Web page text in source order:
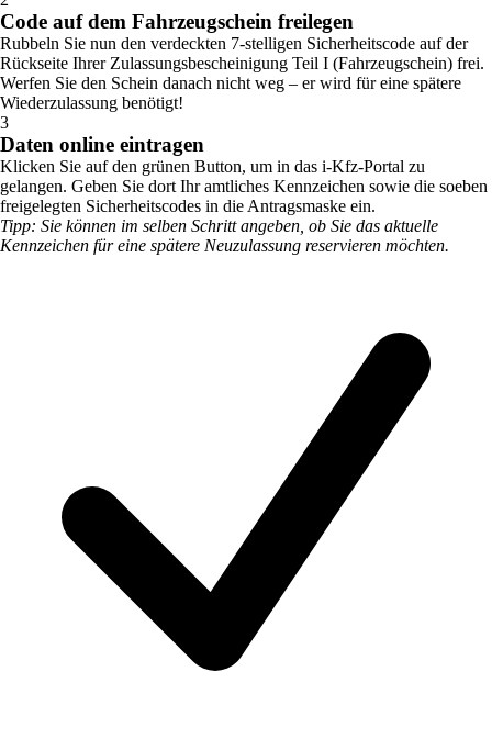
Code auf dem Fahrzeugschein freilegen
Rubbeln Sie nun den verdeckten 7-stelligen Sicherheitscode auf der
Rückseite Ihrer Zulassungsbescheinigung Teil I (Fahrzeugschein) frei.
Werfen Sie den Schein danach nicht weg – er wird für eine spätere
Wiederzulassung benötigt!
3
Daten online eintragen
Klicken Sie auf den grünen Button, um in das i-Kfz-Portal zu
gelangen. Geben Sie dort Ihr amtliches Kennzeichen sowie die soeben
freigelegten Sicherheitscodes in die Antragsmaske ein.
Tipp: Sie können im selben Schritt angeben, ob Sie das aktuelle
Kennzeichen für eine spätere Neuzulassung reservieren möchten.